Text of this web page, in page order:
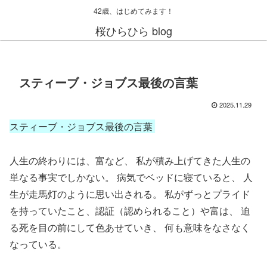
42歳、はじめてみます！
桜ひらひら blog
スティーブ・ジョブス最後の言葉
2025.11.29
スティーブ・ジョブス最後の言葉
人生の終わりには、富など、 私が積み上げてきた人生の
単なる事実でしかない。 病気でベッドに寝ていると、 人
生が走馬灯のように思い出される。 私がずっとプライド
を持っていたこと、認証（認められること）や富は、 迫
る死を目の前にして色あせていき、 何も意味をなさなく
なっている。